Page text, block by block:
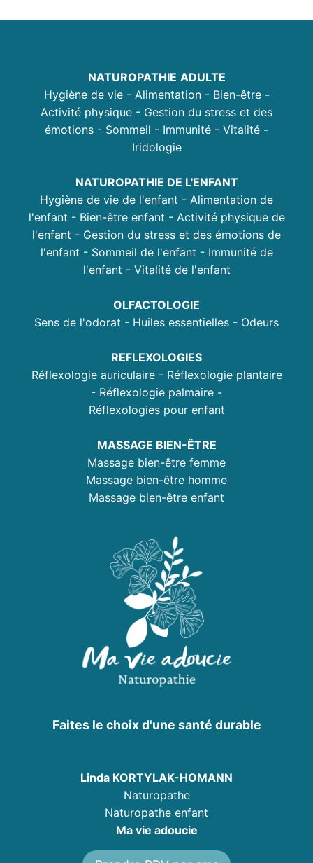
NATUROPATHIE ADULTE
Hygiène de vie - Alimentation - Bien-être -
Activité physique - Gestion du stress et des
émotions - Sommeil - Immunité - Vitalité -
Iridologie
NATUROPATHIE DE L'ENFANT
Hygiène de vie de l'enfant - Alimentation de
l'enfant - Bien-être enfant - Activité physique de
l'enfant - Gestion du stress et des émotions de
l'enfant - Sommeil de l'enfant - Immunité de
l'enfant - Vitalité de l'enfant
OLFACTOLOGIE
Sens de l'odorat - Huiles essentielles - Odeurs
REFLEXOLOGIES
Réflexologie auriculaire - Réflexologie plantaire
- Réflexologie palmaire -
Réflexologies pour enfant
MASSAGE BIEN-ÊTRE
Massage bien-être femme
Massage bien-être homme
Massage bien-être enfant
Faites le choix d'une santé durable
Linda KORTYLAK-HOMANN
Naturopathe
Naturopathe enfant
Ma vie adoucie